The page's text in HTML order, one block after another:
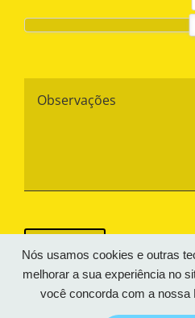
Nós usamos cookies e outras
melhorar a sua experiência no
você concorda com a nossa